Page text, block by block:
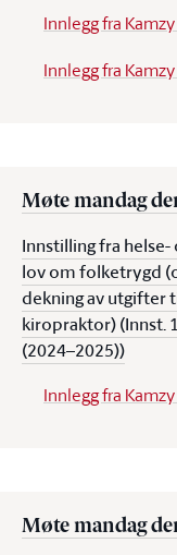
Innlegg fra
Innlegg fra
Møte mandag
Innstilling fra
lov om folketrygd
dekning av utgifter
kiropraktor) (Innst.
(2024–2025))
Innlegg fra
Møte mandag